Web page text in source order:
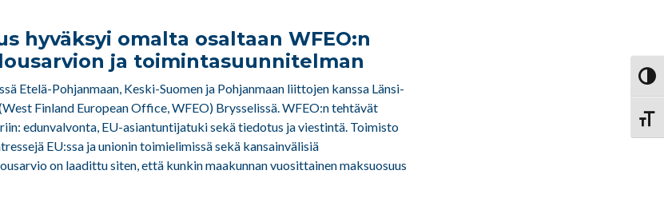
hyväksyi omalta osaltaan WFEO:n
ja toimintasuunnitelman
Etelä-Pohjanmaan, Keski-Suomen ja Pohjanmaan liittojen kanssa Länsi-
Finland European Office, WFEO) Brysselissä. WFEO:n tehtävät
edunvalvonta, EU-asiantuntijatuki sekä tiedotus ja viestintä. Toimisto
EU:ssa ja unionin toimielimissä sekä kansainvälisiä
on laadittu siten, että kunkin maakunnan vuosittainen maksuosuus